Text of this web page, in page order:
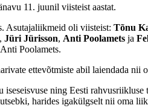
11. juunil viisteist aastat.
Asutajaliikmeid oli viisteist: Tõnu
, Jüri Jürisson, Anti Poolamets ja
Poolamets.
ettevõtmiste abil laiendada
ning Eesti
harides igakülgselt nii oma